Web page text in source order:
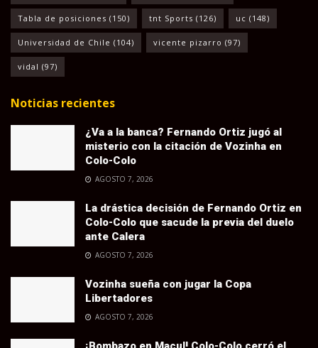
Tabla de posiciones (150) tnt Sports (126) uc (148)
Universidad de Chile (104) vicente pizarro (97)
vidal (97)
Noticias recientes
¿Va a la banca? Fernando Ortiz jugó al
misterio con la citación de Vozinha en
Colo-Colo
AGOSTO 7, 2026
La drástica decisión de Fernando Ortiz en
Colo-Colo que sacude la previa del duelo
ante Calera
AGOSTO 7, 2026
Vozinha sueña con jugar la Copa
Libertadores
AGOSTO 7, 2026